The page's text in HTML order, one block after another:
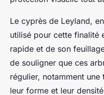
Le cyprès de Leyland,
utilisé pour cette finalité
rapide et de son
de souligner que ces
régulier, notamment
leur forme et leur